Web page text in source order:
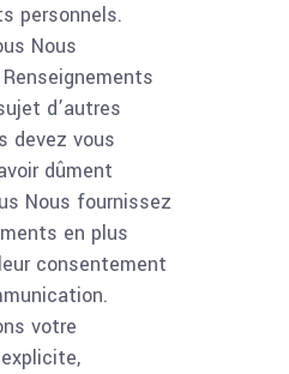
personnels.
Nous
d’autres
devez vous
dûment
Nous fournissez
en plus
consentement
votre